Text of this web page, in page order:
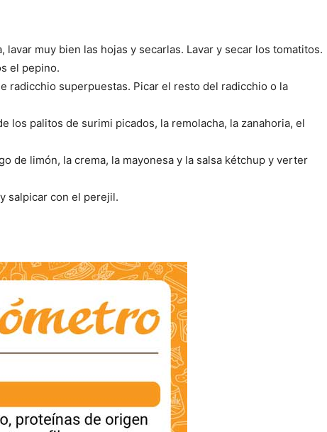
lavar muy bien las hojas y secarlas. Lavar y secar los tomatitos.
el pepino.
radicchio superpuestas. Picar el resto del radicchio o la
los palitos de surimi picados, la remolacha, la zanahoria, el
de limón, la crema, la mayonesa y la salsa kétchup y verter
salpicar con el perejil.